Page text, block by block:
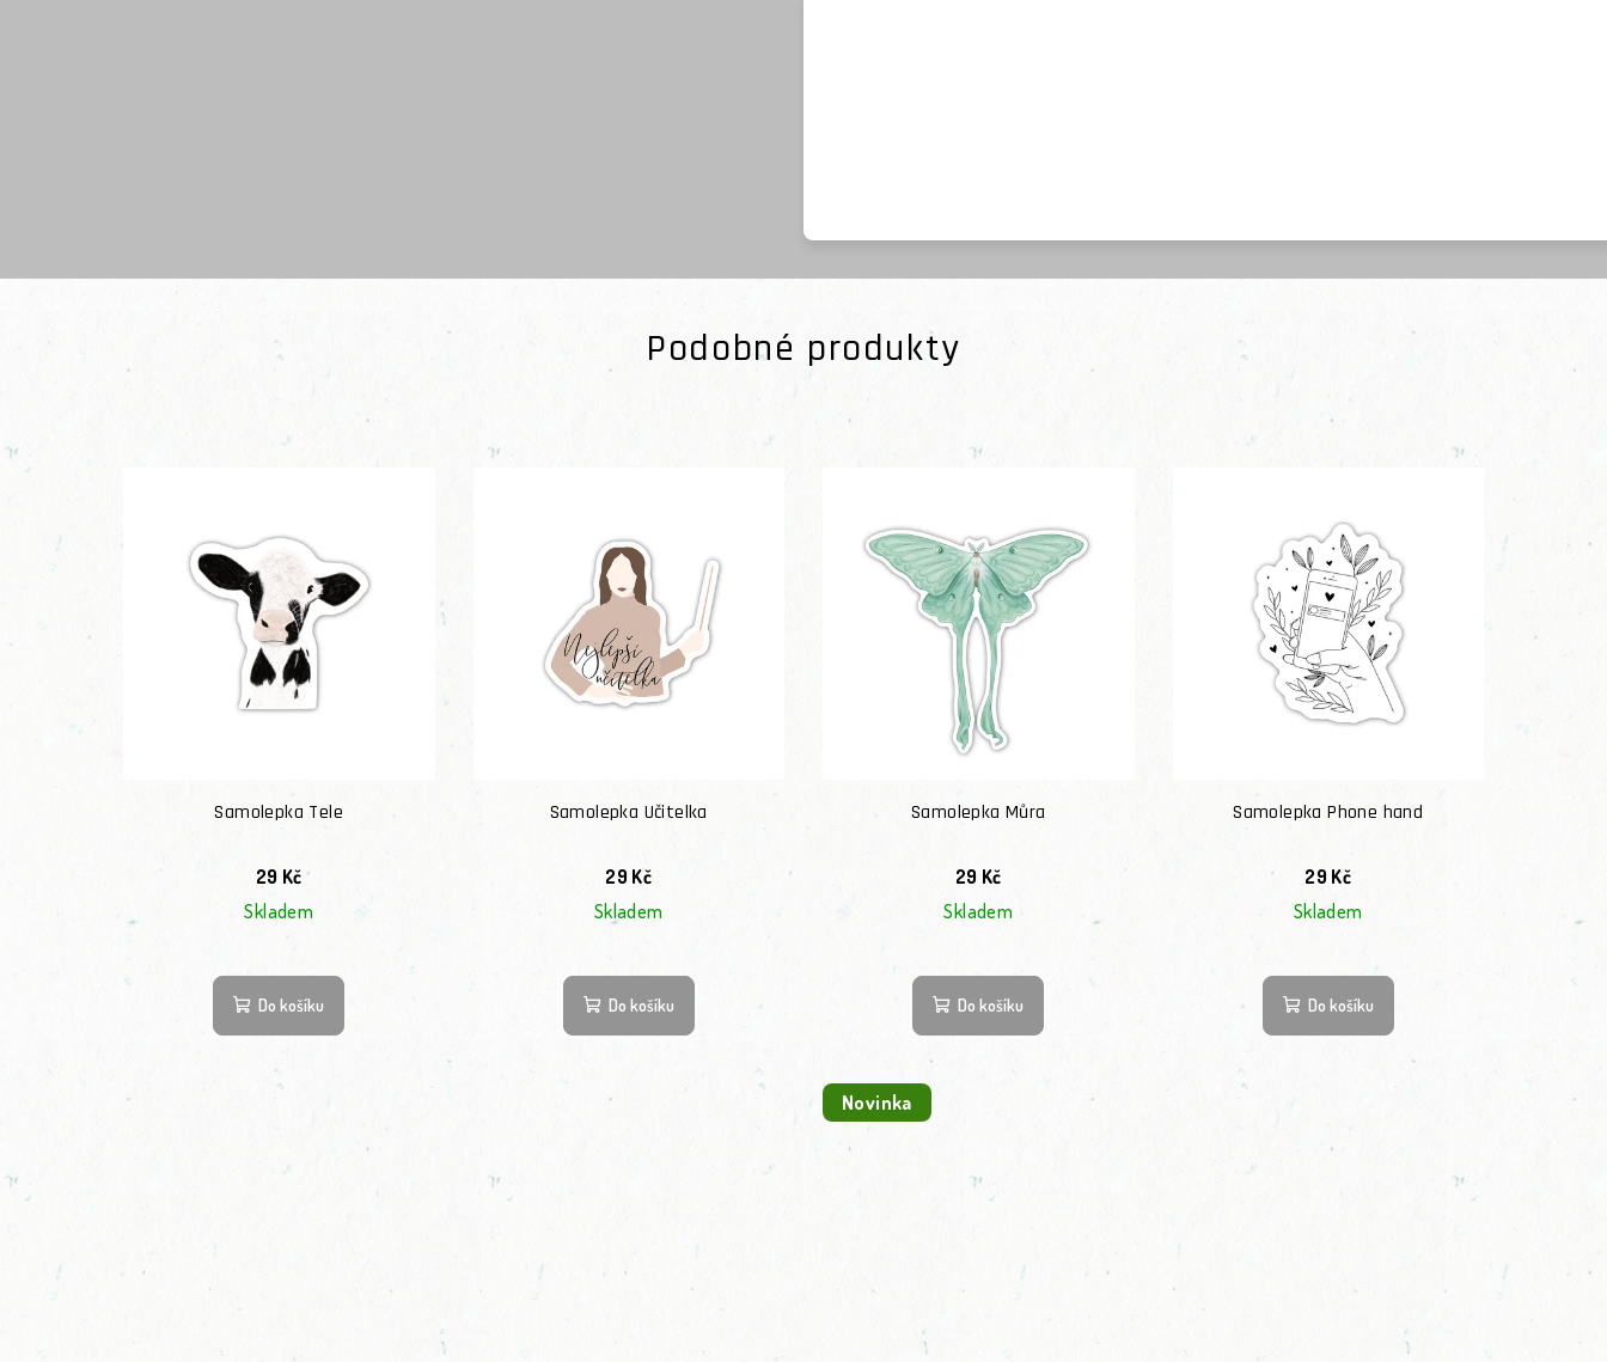
Podobné produkty
Samolepka Tele
29 Kč
Skladem
Do košíku
Samolepka Učitelka
29 Kč
Skladem
Do košíku
Samolepka Můra
29 Kč
Skladem
Do košíku
Samolepka Phone hand
29 Kč
Skladem
Do košíku
Novinka